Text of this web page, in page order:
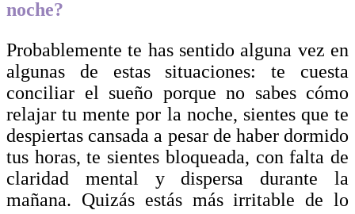
noche?
Probablemente te has sentido alguna vez en
algunas de estas situaciones: te cuesta
conciliar el sueño porque no sabes cómo
relajar tu mente por la noche, sientes que te
despiertas cansada a pesar de haber dormido
tus horas, te sientes bloqueada, con falta de
claridad mental y dispersa durante la
mañana. Quizás estás más irritable de lo